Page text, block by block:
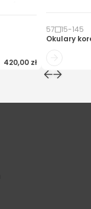
420,00 zł
57 15-145
Okulary